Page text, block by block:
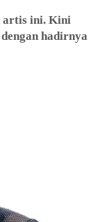
artis ini. Kini
hadirnya